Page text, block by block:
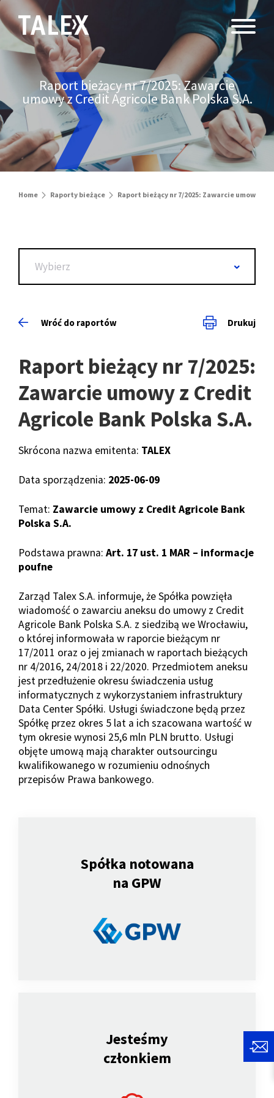
Raport bieżący nr 7/2025: Zawarcie
umowy z Credit Agricole Bank Polska S.A.
Home Raporty bieżące Raport bieżący nr 7/2025: Zawarcie umowy z
Wybierz
Wróć do raportów Drukuj
Raport bieżący nr 7/2025:
Zawarcie umowy z Credit
Agricole Bank Polska S.A.
Skrócona nazwa emitenta: TALEX
Data sporządzenia: 2025-06-09
Temat: Zawarcie umowy z Credit Agricole Bank
Polska S.A.
Podstawa prawna: Art. 17 ust. 1 MAR – informacje
poufne
Zarząd Talex S.A. informuje, że Spółka powzięła
wiadomość o zawarciu aneksu do umowy z Credit
Agricole Bank Polska S.A. z siedzibą we Wrocławiu,
o której informowała w raporcie bieżącym nr
17/2011 oraz o jej zmianach w raportach bieżących
nr 4/2016, 24/2018 i 22/2020. Przedmiotem aneksu
jest przedłużenie okresu świadczenia usług
informatycznych z wykorzystaniem infrastruktury
Data Center Spółki. Usługi świadczone będą przez
Spółkę przez okres 5 lat a ich szacowana wartość w
tym okresie wynosi 25,6 mln PLN brutto. Usługi
objęte umową mają charakter outsourcingu
kwalifikowanego w rozumieniu odnośnych
przepisów Prawa bankowego.
Spółka notowana
na GPW
Jesteśmy
członkiem